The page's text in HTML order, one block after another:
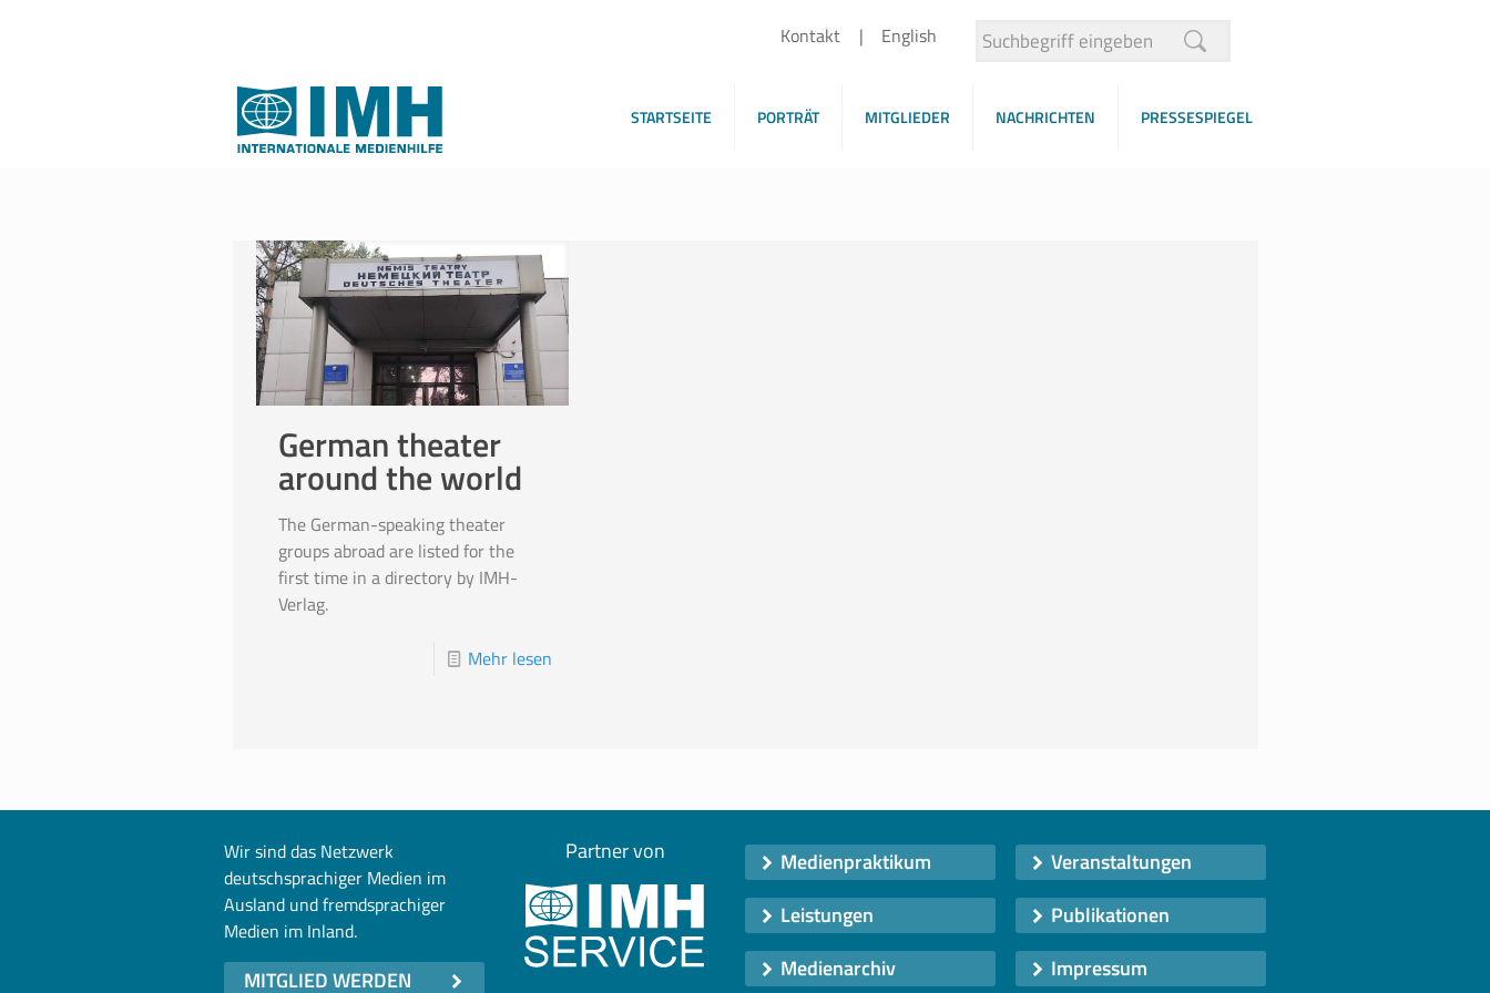
Kontakt English
STARTSEITE PORTRÄT MITGLIEDER NACHRICHTEN PRESSESPIEGEL
German theater
around the world
The German-speaking theater
groups abroad are listed for the
first time in a directory by IMH-
Verlag.
Mehr lesen
Wir sind das Netzwerk
deutschsprachiger Medien im
Ausland und fremdsprachiger
Medien im Inland.
MITGLIED WERDEN
Partner von
Medienpraktikum
Leistungen
Medienarchiv
Veranstaltungen
Publikationen
Impressum